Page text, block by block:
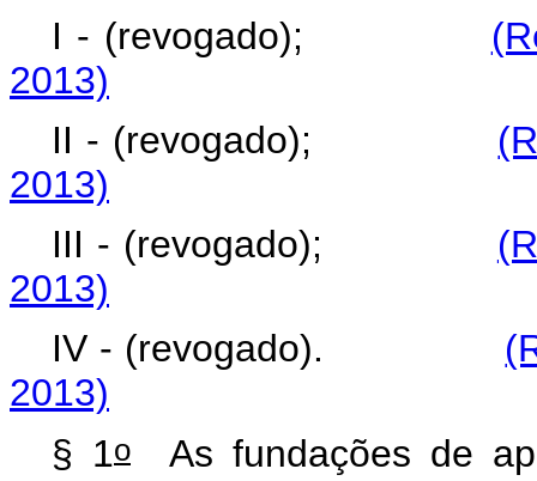
I - (revogado);
2013)
II - (revogado);
2013)
III - (revogado);
2013)
IV - (revogado).
2013)
§ 1o As fundações de